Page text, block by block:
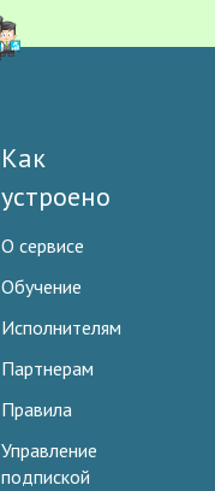
Как
устроено
О сервисе
Обучение
Исполнителям
Партнерам
Правила
Управление
подпиской